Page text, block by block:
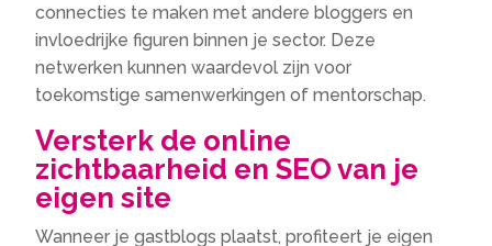
connecties te maken met andere bloggers en
invloedrijke figuren binnen je sector. Deze
netwerken kunnen waardevol zijn voor
toekomstige samenwerkingen of mentorschap.
Versterk de online
zichtbaarheid en SEO van je
eigen site
Wanneer je gastblogs plaatst, profiteert je eigen